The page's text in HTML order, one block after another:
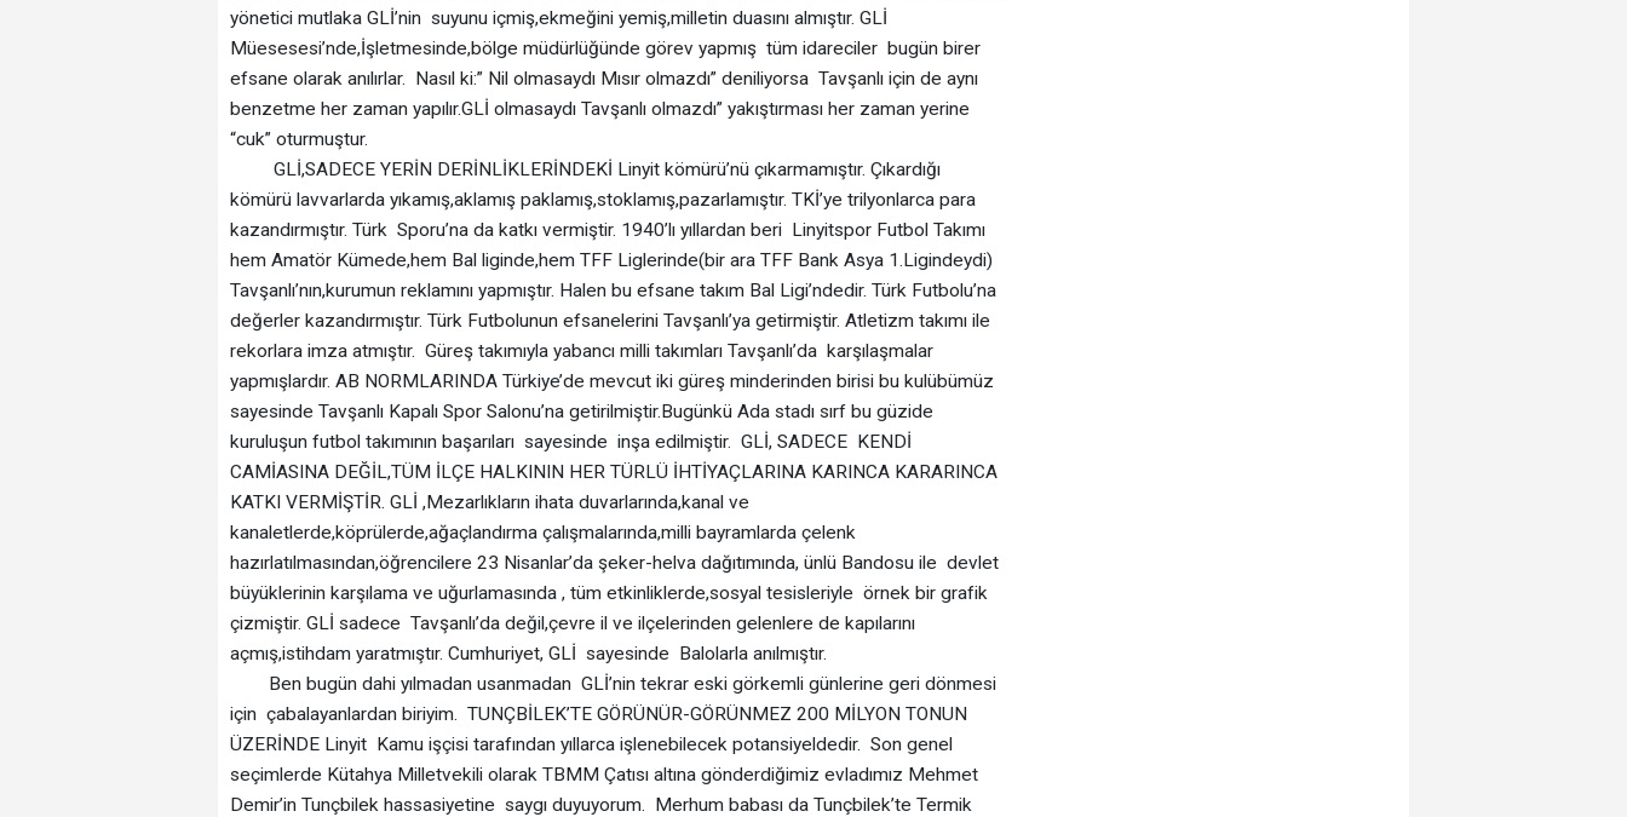
yönetici mutlaka GLİ’nin suyunu içmiş,ekmeğini yemiş,milletin duasını almıştır. GLİ
Müesesesi’nde,İşletmesinde,bölge müdürlüğünde görev yapmış tüm idareciler bugün birer
efsane olarak anılırlar. Nasıl ki:” Nil olmasaydı Mısır olmazdı” deniliyorsa Tavşanlı için de aynı
benzetme her zaman yapılır.GLİ olmasaydı Tavşanlı olmazdı” yakıştırması her zaman yerine
“cuk” oturmuştur.
GLİ,SADECE YERİN DERİNLİKLERİNDEKİ Linyit kömürü’nü çıkarmamıştır. Çıkardığı
kömürü lavvarlarda yıkamış,aklamış paklamış,stoklamış,pazarlamıştır. TKİ’ye trilyonlarca para
kazandırmıştır. Türk Sporu’na da katkı vermiştir. 1940’lı yıllardan beri Linyitspor Futbol Takımı
hem Amatör Kümede,hem Bal liginde,hem TFF Liglerinde(bir ara TFF Bank Asya 1.Ligindeydi)
Tavşanlı’nın,kurumun reklamını yapmıştır. Halen bu efsane takım Bal Ligi’ndedir. Türk Futbolu’na
değerler kazandırmıştır. Türk Futbolunun efsanelerini Tavşanlı’ya getirmiştir. Atletizm takımı ile
rekorlara imza atmıştır. Güreş takımıyla yabancı milli takımları Tavşanlı’da karşılaşmalar
yapmışlardır. AB NORMLARINDA Türkiye’de mevcut iki güreş minderinden birisi bu kulübümüz
sayesinde Tavşanlı Kapalı Spor Salonu’na getirilmiştir.Bugünkü Ada stadı sırf bu güzide
kuruluşun futbol takımının başarıları sayesinde inşa edilmiştir. GLİ, SADECE KENDİ
CAMİASINA DEĞİL,TÜM İLÇE HALKININ HER TÜRLÜ İHTİYAÇLARINA KARINCA KARARINCA
KATKI VERMİŞTİR. GLİ ,Mezarlıkların ihata duvarlarında,kanal ve
kanaletlerde,köprülerde,ağaçlandırma çalışmalarında,milli bayramlarda çelenk
hazırlatılmasından,öğrencilere 23 Nisanlar’da şeker-helva dağıtımında, ünlü Bandosu ile devlet
büyüklerinin karşılama ve uğurlamasında , tüm etkinliklerde,sosyal tesisleriyle örnek bir grafik
çizmiştir. GLİ sadece Tavşanlı’da değil,çevre il ve ilçelerinden gelenlere de kapılarını
açmış,istihdam yaratmıştır. Cumhuriyet, GLİ sayesinde Balolarla anılmıştır.
Ben bugün dahi yılmadan usanmadan GLİ’nin tekrar eski görkemli günlerine geri dönmesi
için çabalayanlardan biriyim. TUNÇBİLEK’TE GÖRÜNÜR-GÖRÜNMEZ 200 MİLYON TONUN
ÜZERİNDE Linyit Kamu işçisi tarafından yıllarca işlenebilecek potansiyeldedir. Son genel
seçimlerde Kütahya Milletvekili olarak TBMM Çatısı altına gönderdiğimiz evladımız Mehmet
Demir’in Tunçbilek hassasiyetine saygı duyuyorum. Merhum babası da Tunçbilek’te Termik